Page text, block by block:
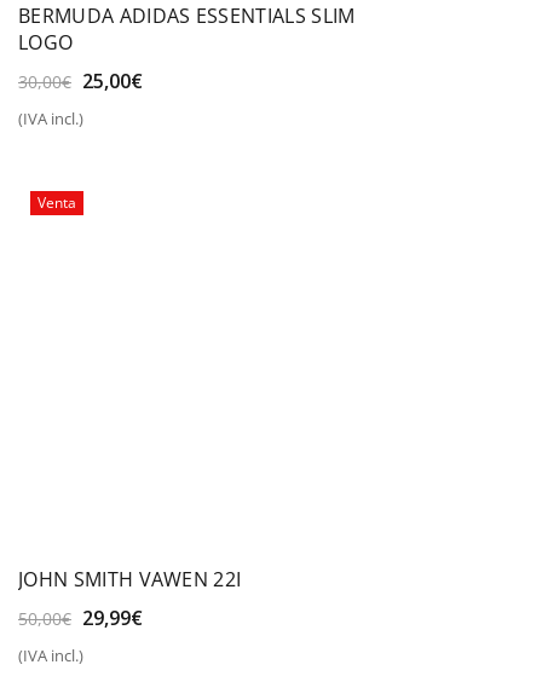
BERMUDA ADIDAS ESSENTIALS SLIM
LOGO
30,00€ El
original
25,00€El
(IVA incl.)
Venta
JOHN SMITH VAWEN 22I
50,00€ El
original
29,99€El
(IVA incl.)